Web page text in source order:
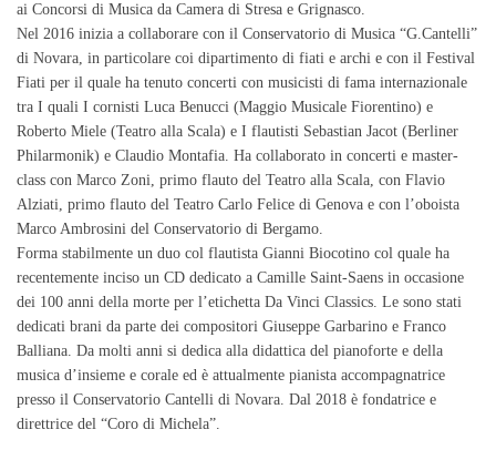
ai Concorsi di Musica da Camera di Stresa e Grignasco.
Nel 2016 inizia a collaborare con il Conservatorio di Musica “G.Cantelli”
di Novara, in particolare coi dipartimento di fiati e archi e con il Festival
Fiati per il quale ha tenuto concerti con musicisti di fama internazionale
tra I quali I cornisti Luca Benucci (Maggio Musicale Fiorentino) e
Roberto Miele (Teatro alla Scala) e I flautisti Sebastian Jacot (Berliner
Philarmonik) e Claudio Montafia. Ha collaborato in concerti e master-
class con Marco Zoni, primo flauto del Teatro alla Scala, con Flavio
Alziati, primo flauto del Teatro Carlo Felice di Genova e con l’oboista
Marco Ambrosini del Conservatorio di Bergamo.
Forma stabilmente un duo col flautista Gianni Biocotino col quale ha
recentemente inciso un CD dedicato a Camille Saint-Saens in occasione
dei 100 anni della morte per l’etichetta Da Vinci Classics. Le sono stati
dedicati brani da parte dei compositori Giuseppe Garbarino e Franco
Balliana. Da molti anni si dedica alla didattica del pianoforte e della
musica d’insieme e corale ed è attualmente pianista accompagnatrice
presso il Conservatorio Cantelli di Novara. Dal 2018 è fondatrice e
direttrice del “Coro di Michela”.